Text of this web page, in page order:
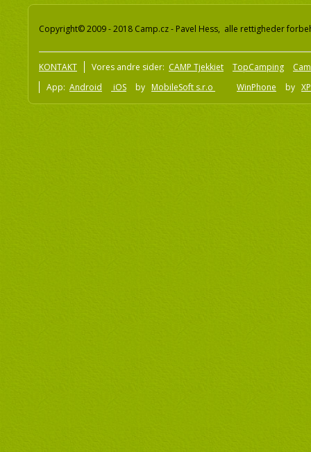
Copyright© 2009 - 2018 Camp.cz - Pavel Hess, alle rettigheder
KONTAKT Vores andre sider: CAMP Tjekkiet TopCamping
App: Android iOS by MobileSoft s.r.o WinPhone by